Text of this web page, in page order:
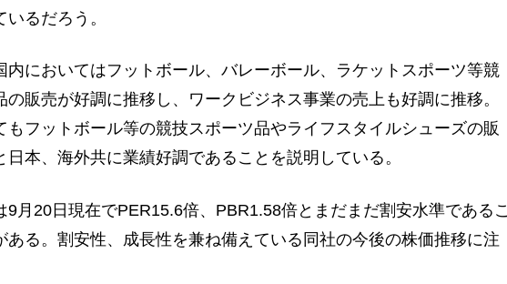
るだろう。
においてはフットボール、バレーボール、ラケットスポーツ等競
の販売が好調に推移し、ワークビジネス事業の売上も好調に推移。
もフットボール等の競技スポーツ品やライフスタイルシューズの販
日本、海外共に業績好調であることを説明している。
月20日現在でPER15.6倍、PBR1.58倍とまだまだ割安水準であるこ
ある。割安性、成長性を兼ね備えている同社の今後の株価推移に注